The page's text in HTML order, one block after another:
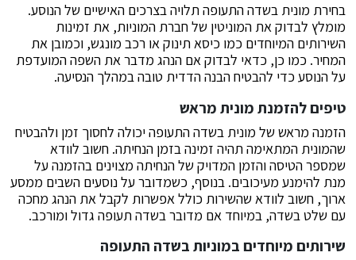
בחירת מונית בשדה התעופה תלויה בצרכים האישיים של הנוסע.
מומלץ לבדוק את המוניטין של חברת המוניות, את זמינות
השירותים המיוחדים כמו כיסא תינוק או רכב מונגש, וכמובן את
המחיר. כמו כן, כדאי לבדוק אם הנהג מדבר את השפה המועדפת
על הנוסע כדי להבטיח הבנה הדדית טובה במהלך הנסיעה.
טיפים להזמנת מונית מראש
הזמנה מראש של מונית בשדה התעופה יכולה לחסוך זמן ולהבטיח
שהמונית המתאימה תהיה זמינה בזמן הנחיתה. חשוב לוודא
שמספר הטיסה והזמן המדויק של הנחיתה מצוינים בהזמנה על
מנת להימנע מעיכובים. בנוסף, כשמדובר על נוסעים השבים ממסע
ארוך, חשוב לוודא שהשירות כולל אפשרות לקבל את הנהג מחכה
עם שלט בשדה, במיוחד אם מדובר בשדה תעופה גדול ומורכב.
שירותים מיוחדים במוניות בשדה התעופה